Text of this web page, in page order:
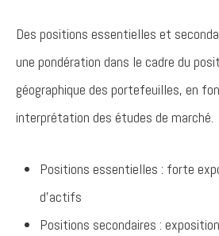
Des positions essentielles et
une pondération dans le cadre du
géographique des portefeuilles, en
interprétation des études de marché.
Positions essentielles : forte
d’actifs
Positions secondaires :